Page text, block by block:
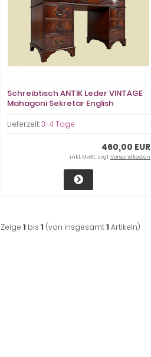
Schreibtisch ANTIK Leder VINTAGE
Mahagoni Sekretär English
Lieferzeit:3-4 Tage
460,00 EUR
inkl. MwSt. zzgl.Versandkosten
Zeige 1 bis 1 (von insgesamt1 Artikeln)